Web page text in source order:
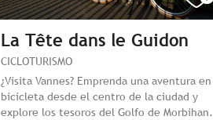
La Tête dans le Guidon
CICLOTURISMO
¿Visita Vannes? Emprenda una aventura en
bicicleta desde el centro de la ciudad y
explore los tesoros del Golfo de Morbihan.